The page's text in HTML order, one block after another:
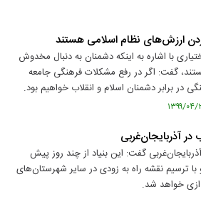
ارزش‌های نظام اسلامی هستند
با اشاره به اینکه دشمنان به دنبال مخدوش
گفت: اگر در رفع مشکلات فرهنگی جامعه
برابر دشمنان اسلام و انقلاب خواهیم بود.
در آذربایجان‌غربی
گفت: این بنیاد از چند روز پیش
ترسیم نقشه راه‌ به زودی در سایر شهرستان‌های
خواهد شد.